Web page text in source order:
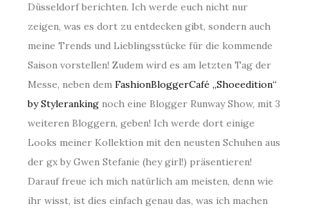
Düsseldorf berichten. Ich werde euch nicht nur
zeigen, was es dort zu entdecken gibt, sondern auch
meine Trends und Lieblingsstücke für die kommende
Saison vorstellen! Zudem wird es am letzten Tag der
Messe, neben dem FashionBloggerCafé „Shoeedition“
by Styleranking noch eine Blogger Runway Show, mit 3
weiteren Bloggern, geben! Ich werde dort einige
Looks meiner Kollektion mit den neusten Schuhen aus
der gx by Gwen Stefanie (hey girl!) präsentieren!
Darauf freue ich mich natürlich am meisten, denn wie
ihr wisst, ist dies einfach genau das, was ich machen